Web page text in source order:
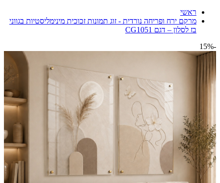
ראשי
מרקם ירח ופריחה נורדית - זוג תמונות זכוכית מינימליסטיות בגווני
בז לסלון – דגם CG1051
-15%